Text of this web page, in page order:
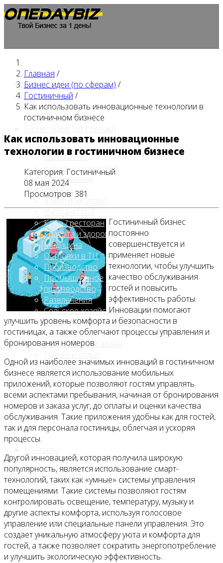
Главная
Автобизнес
Бизнес на животных
Гостиничный
Детские
Животноводство
Кафе / ресторан
Красота и здоровье
Медицина
Островки в ТЦ
Производство
Промышленное
производство
Развлечения
Сельское хозяйство
Строительство, ремонт
Сфера услуг
Торговля и магазины
Финансы
Хобби
Блог
Главная /
Бизнес идеи (по сферам) /
Гостиничный /
Как использовать инновационные технологии в
гостиничном бизнесе
Как использовать инновационные
технологии в гостиничном бизнесе
Категория: Гостиничный
08 мая 2024
Просмотров: 381
Гостиничный бизнес
постоянно
совершенствуется и
применяет новые
технологии, чтобы улучшить
качество обслуживания
гостей и повысить
эффективность работы.
Инновации помогают
улучшить уровень комфорта и безопасности в
гостиницах, а также облегчают процессы управления и
бронирования номеров.
Одной из наиболее значимых инноваций в гостиничном
бизнесе является использование мобильных
приложений, которые позволяют гостям управлять
всеми аспектами пребывания, начиная от бронирования
номеров и заказа услуг, до оплаты и оценки качества
обслуживания. Такие приложения удобны как для гостей,
так и для персонала гостиницы, облегчая и ускоряя
процессы.
Другой инновацией, которая получила широкую
популярность, является использование смарт-
технологий, таких как «умные» системы управления
помещениями. Такие системы позволяют гостям
контролировать освещение, температуру, музыку и
другие аспекты комфорта, используя голосовое
управление или специальные панели управления. Это
создает уникальную атмосферу уюта и комфорта для
гостей, а также позволяет сократить энергопотребление
и улучшить экологическую эффективность.